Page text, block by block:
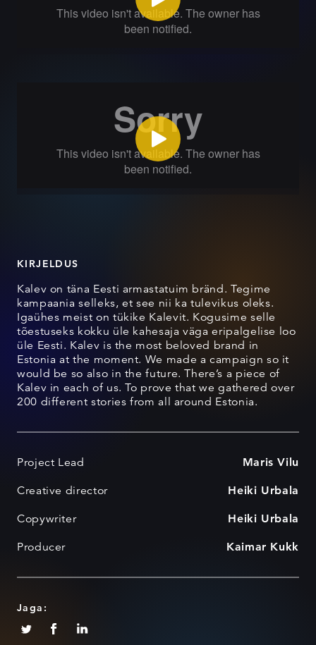
KIRJELDUS
Kalev on täna Eesti armastatuim bränd. Tegime
kampaania selleks, et see nii ka tulevikus oleks.
Igaühes meist on tükike Kalevit. Kogusime selle
tõestuseks kokku üle kahesaja väga eripalgelise loo
üle Eesti. Kalev is the most beloved brand in
Estonia at the moment. We made a campaign so it
would be so also in the future. There’s a piece of
Kalev in each of us. To prove that we gathered over
200 different stories from all around Estonia.
Project Lead Maris Vilu
Creative director Heiki Urbala
Copywriter Heiki Urbala
Producer Kaimar Kukk
Jaga: